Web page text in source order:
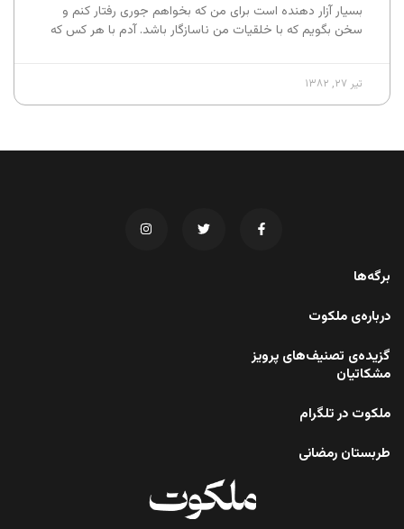
بسیار آزار دهنده است برای من که بخواهم جوری رفتار کنم و
سخن بگویم که با خلقیات من ناسازگار باشد. آدم با هر کس که
تیر ۲۷, ۱۳۸۲
برگه‌ها
درباره‌ی ملکوت
گزیده‌ی تصنیف‌های پرویز
مشکاتیان
ملکوت در تلگرام
طربستان رمضانی